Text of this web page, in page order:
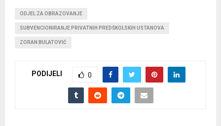
ODJEL ZA OBRAZOVANJE
SUBVENCIONIRANJE PRIVATNIH PREDŠKOLSKIH USTANOVA
ZORAN BULATOVIĆ
PODIJELI 0